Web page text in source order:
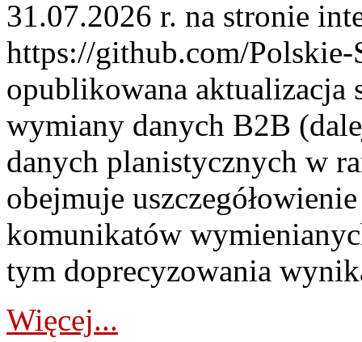
31.07.2026 r. na stronie
https://github.com/Polskie-
opublikowana aktualizacja
wymiany danych B2B
danych planistycznych w
obejmuje
komunikatów
tym doprecyzowania
Więcej...